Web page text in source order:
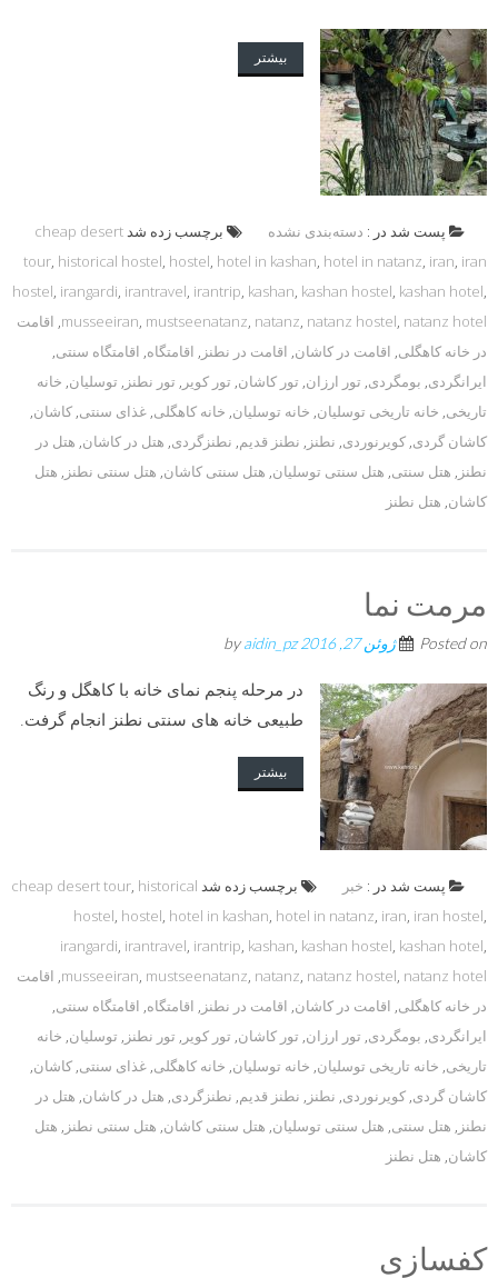
بیشتر
پست شد در : دسته‌بندی نشده برچسب زده شدcheap desert
tour, historical hostel, hostel, hotel in kashan, hotel in natanz, iran, iran
hostel, irangardi, irantravel, irantrip, kashan, kashan hostel, kashan hotel,
musseeiran, mustseenatanz, natanz, natanz hostel, natanz hotel
, اقامت
در خانه کاهگلی, اقامت در کاشان, اقامت در نطنز , اقامتگاه, اقامتگاه سنتی,
ایرانگردی, بومگردی, تور ارزان, تور کاشان, تور کویر , تور نطنز , توسلیان, خانه
تاریخی, خانه تاریخی توسلیان, خانه توسلیان, خانه کاهگلی, غذای سنتی, کاشان,
کاشان گردی, کویرنوردی, نطنز , نطنز قدیم, نطنزگردی, هتل در کاشان, هتل در
نطنز , هتل سنتی, هتل سنتی توسلیان, هتل سنتی کاشان, هتل سنتی نطنز , هتل
کاشان, هتل نطنز
مرمت نما
Posted on ژوئن 27, 2016 by
aidin_pz
در مرحله پنجم نمای خانه با کاهگل و رنگ
طبیعی خانه های سنتی نطنز انجام گرفت.
بیشتر
پست شد در : خبر برچسب زده شد cheap desert tour, historical
hostel, hostel, hotel in kashan, hotel in natanz, iran, iran hostel,
irangardi, irantravel, irantrip, kashan, kashan hostel, kashan hotel,
musseeiran, mustseenatanz, natanz, natanz hostel, natanz hotel
, اقامت
در خانه کاهگلی, اقامت در کاشان, اقامت در نطنز , اقامتگاه, اقامتگاه سنتی,
ایرانگردی, بومگردی, تور ارزان, تور کاشان, تور کویر , تور نطنز , توسلیان, خانه
تاریخی, خانه تاریخی توسلیان, خانه توسلیان, خانه کاهگلی, غذای سنتی, کاشان,
کاشان گردی, کویرنوردی, نطنز , نطنز قدیم, نطنزگردی, هتل در کاشان, هتل در
نطنز , هتل سنتی, هتل سنتی توسلیان, هتل سنتی کاشان, هتل سنتی نطنز , هتل
کاشان, هتل نطنز
کفسازی